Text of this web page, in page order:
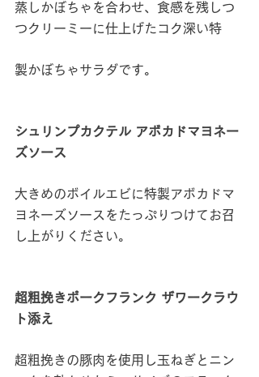
蒸しかぼちゃを合わせ、食感を残しつ
つクリーミーに仕上げたコク深い特
製かぼちゃサラダです。
シュリンプカクテル アボカドマヨネー
ズソース
大きめのボイルエビに特製アボカドマ
ヨネーズソースをたっぷりつけてお召
し上がりください。
超粗挽きポークフランク ザワークラウ
ト添え
超粗挽きの豚肉を使用し玉ねぎとニン